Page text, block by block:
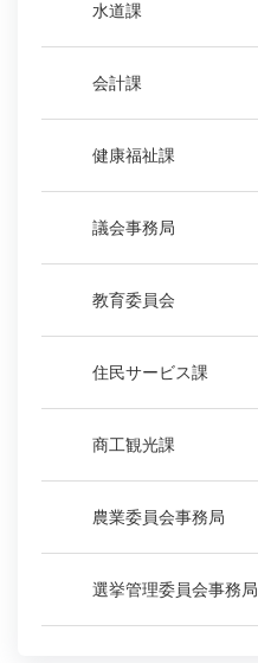
水道課
会計課
健康福祉課
議会事務局
教育委員会
住民サービス課
商工観光課
農業委員会事務局
選挙管理委員会事務局